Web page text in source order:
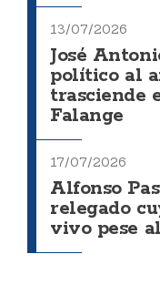
13/07/2026
José
político al
trasciende
Falange
17/07/2026
Alfonso
relegado
vivo pese